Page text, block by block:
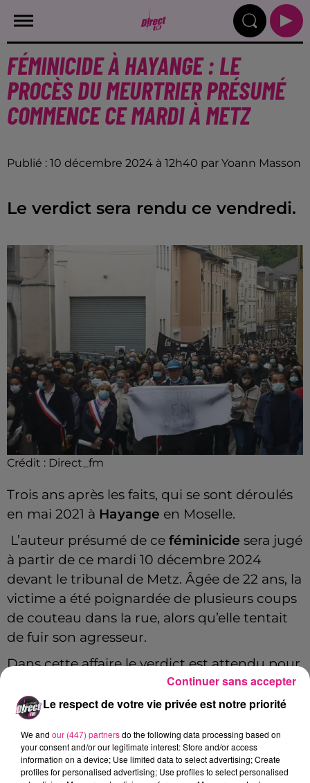
FÉMINICIDE À HAYANGE : LE
PROCÈS DU MEURTRIER PRÉSUMÉ
COMMENCE CE MARDI À METZ
Publié : 10 décembre 2024 à 12h40 par Yoann Masson
Le verdict sera rendu ce vendredi.
Crédit : Direct_fm
Trois ans après les faits, qui se sont déroulés
en mai 2021 à Hayange en Moselle.
L’auteur présumé de ce féminicide sera jugé
à partir de ce mardi 10 décembre 2024
devant le tribunal de Metz. Âgée de 22 ans, la
victime a été poignardée de plusieurs coups
de couteau dans la rue, alors qu’elle tentait
de fuir son agresseur.
Dans cette affaire le verdict est attendu pour
ce vendredi 13 décembre.L’accusé encourt
une peine de30 années de réclusion
criminelle
Le3919assure un premier accueil pour
toutes les femmes victimes de violences
Le respect de votre vie privée est notre priorité
We and our (447) partnersdo the following data processing based on
your consent and/or our legitimate interest: Store and/or access
information on a device; Use limited data to select advertising; Create
profiles for personalised advertising; Use profiles to select personalised
Continuer sans accepter